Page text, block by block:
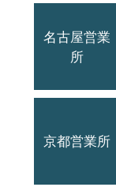
名古屋営業
所
京都営業所